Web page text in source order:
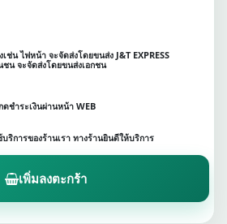
ช่น ไฟหน้า จะจัดส่งโดยขนส่ง J&T EXPRESS
น จะจัดส่งโดยขนส่งเอกชน
ดชำระเงินผ่านหน้า WEB
การของร้านเรา ทางร้านยินดีให้บริการ
เพิ่มลงตะกร้า